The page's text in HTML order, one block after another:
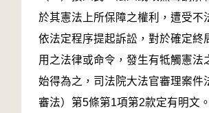
於其憲法上所保障之權利，遭受不
依法定程序提起訴訟，對於確定終
用之法律或命令，發生有牴觸憲法
始得為之，司法院大法官審理案件
審法）第5條第1項第2款定有明文。